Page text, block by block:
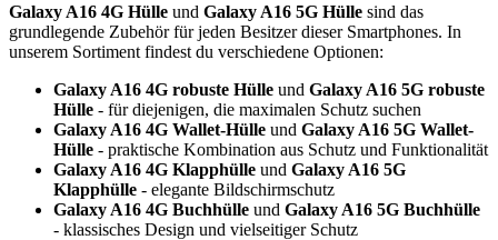
Galaxy A16 4G Hülle und Galaxy A16 5G Hülle sind das
grundlegende Zubehör für jeden Besitzer dieser Smartphones. In
unserem Sortiment findest du verschiedene Optionen:
Galaxy A16 4G robuste Hülle und Galaxy A16 5G robuste
Hülle - für diejenigen, die maximalen Schutz suchen
Galaxy A16 4G Wallet-Hülle und Galaxy A16 5G Wallet-
Hülle - praktische Kombination aus Schutz und Funktionalität
Galaxy A16 4G Klapphülle und Galaxy A16 5G
Klapphülle - elegante Bildschirmschutz
Galaxy A16 4G Buchhülle und Galaxy A16 5G Buchhülle
- klassisches Design und vielseitiger Schutz